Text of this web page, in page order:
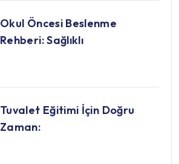
Okul Öncesi Beslenme
Rehberi: Sağlıklı
Tuvalet Eğitimi İçin Doğru
Zaman: